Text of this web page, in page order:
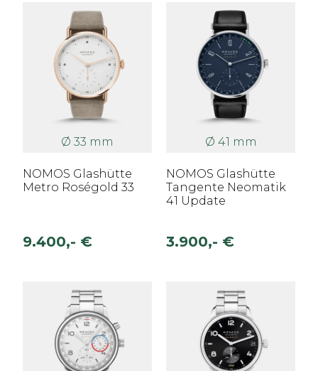
Ø 33 mm
NOMOS Glashütte
Metro Roségold 33
9.400,- €
Ø 41 mm
NOMOS Glashütte
Tangente Neomatik
41 Update
3.900,- €